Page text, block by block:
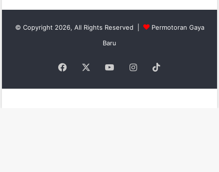
© Copyright 2026, All Rights Reserved |
Permotoran Gaya
Baru
Facebook YouTubeInstagram